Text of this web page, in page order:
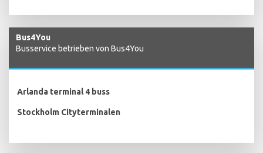
Bus4You
Busservice betrieben von Bus4You
Arlanda terminal 4 buss
Stockholm Cityterminalen